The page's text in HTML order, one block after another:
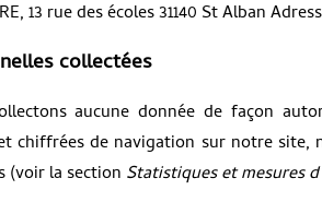
13 rue des écoles 31140 St Alban
collectées
aucune donnée de façon
chiffrées de navigation sur notre
(voir la section Statistiques et mesures